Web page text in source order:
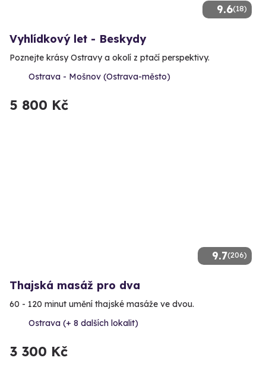
9.6(18)
Vyhlídkový let - Beskydy
Poznejte krásy Ostravy a okolí z ptačí perspektivy.
Ostrava - Mošnov (Ostrava-město)
5 800 Kč
9.7(206)
Thajská masáž pro dva
60 - 120 minut umění thajské masáže ve dvou.
Ostrava (+ 8 dalších lokalit)
3 300 Kč